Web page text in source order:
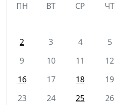
ПН
ВТ СР ЧТ
2
3 4 5
9
10 11 12
16
17 18 19
23
24 25 26